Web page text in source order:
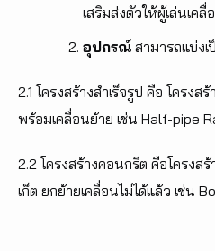
เสริมส่งตัวให้ผู้เล่นเค
อุปกรณ์ สามารถแบ่งเ
2.1 โครงสร้างสำเร็จรูป คือ โครง
พร้อมเคลื่อนย้าย เช่น Half-pipe
2.2 โครงสร้างคอนกรีต คือโครง
เก็ต ยกย้ายเคลื่อนไม่ได้แล้ว เช่น